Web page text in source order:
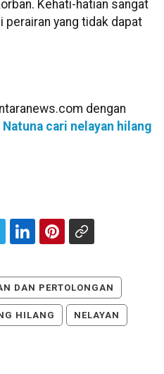
Kehati-hatian sangat
yang tidak dapat
dengan
Natuna cari nelayan hilang
DAN PERTOLONGAN
HILANG NELAYAN